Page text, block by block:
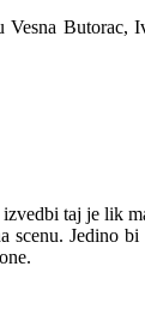
Vesna Butorac,
taj je lik
Jedino